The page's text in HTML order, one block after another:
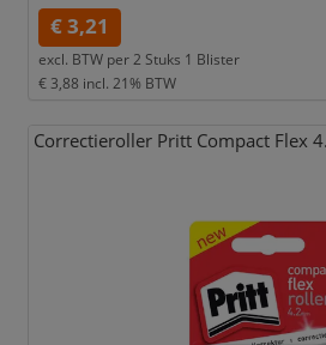
€ 3,21
excl. BTW per 2 Stuks 1 Blister
€ 3,88 incl. 21% BTW
Correctieroller Pritt Compact Flex